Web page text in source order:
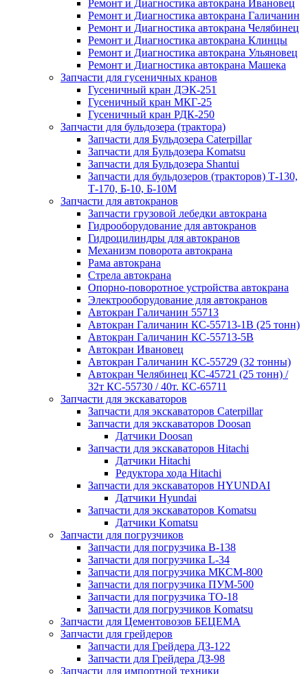
Ремонт и Диагностика автокрана Ивановец
Ремонт и Диагностика автокрана Галичанин
Ремонт и Диагностика автокрана Челябинец
Ремонт и Диагностика автокрана Клинцы
Ремонт и Диагностика автокрана Ульяновец
Ремонт и Диагностика автокрана Машека
Запчасти для гусеничных кранов
Гусеничный кран ДЭК-251
Гусеничный кран МКГ-25
Гусеничный кран РДК-250
Запчасти для бульдозера (трактора)
Запчасти для Бульдозера Caterpillar
Запчасти для Бульдозера Komatsu
Запчасти для Бульдозера Shantui
Запчасти для бульдозеров (тракторов) Т-130,
Т-170, Б-10, Б-10М
Запчасти для автокранов
Запчасти грузовой лебедки автокрана
Гидрооборудование для автокранов
Гидроцилиндры для автокранов
Механизм поворота автокрана
Рама автокрана
Стрела автокрана
Опорно-поворотное устройства автокрана
Электрооборудование для автокранов
Автокран Галичанин 55713
Автокран Галичанин КС-55713-1В (25 тонн)
Автокран Галичанин КС-55713-5В
Автокран Ивановец
Автокран Галичанин КС-55729 (32 тонны)
Автокран Челябинец КС-45721 (25 тонн) /
32т КС-55730 / 40т. КС-65711
Запчасти для экскаваторов
Запчасти для экскаваторов Caterpillar
Запчасти для экскаваторов Doosan
Датчики Doosan
Запчасти для экскаваторов Hitachi
Датчики Hitachi
Редуктора хода Hitachi
Запчасти для экскаваторов HYUNDAI
Датчики Hyundai
Запчасти для экскаваторов Komatsu
Датчики Komatsu
Запчасти для погрузчиков
Запчасти для погрузчика B-138
Запчасти для погрузчика L-34
Запчасти для погрузчика МКСМ-800
Запчасти для погрузчика ПУМ-500
Запчасти для погрузчика ТО-18
Запчасти для погрузчиков Komatsu
Запчасти для Цементовозов БЕЦЕМА
Запчасти для грейдеров
Запчасти для Грейдера ДЗ-122
Запчасти для Грейдера ДЗ-98
Запчасти для импортной техники